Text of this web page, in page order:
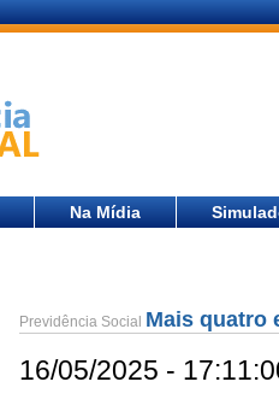
Na Mídia
Previdência Social Mais quatro
16/05/2025 -